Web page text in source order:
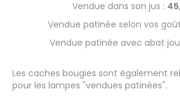
Vendue dans son jus :
Vendue patinée selon vos
Vendue patinée avec abat
Les caches bougies sont également
pour les lampes "vendues patinées".